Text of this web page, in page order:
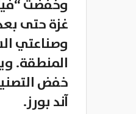
وصناعتي
المنطقة.
خفض
آند بورز.